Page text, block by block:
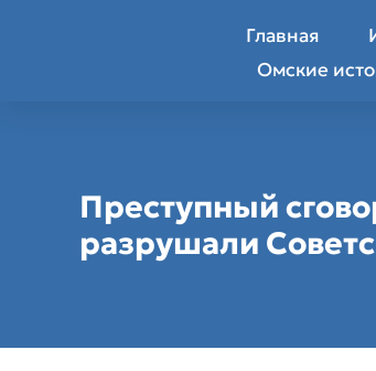
Главная
Омские
Преступный
разрушали